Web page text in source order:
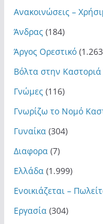
Ανακοινώσεις –
Άνδρας(184)
Άργος Ορεστικό
Βόλτα στην Καστοριά
Γνώμες(116)
Γνωρίζω το Νομό
Γυναίκα(304)
Διαφορα(7)
Ελλάδα(1.999)
Ενοικιάζεται –
Εργασία(304)